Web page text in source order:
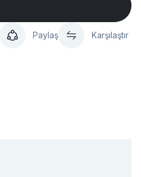
Paylaş Karşılaştır